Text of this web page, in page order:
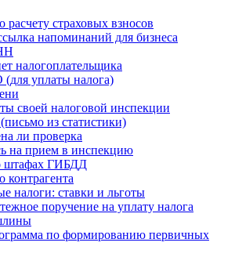
расчету страховых взносов
напоминаний для бизнеса
налогоплательщика
уплаты налога)
своей налоговой инспекции
из статистики)
ли проверка
на прием в инспекцию
штафах ГИБДД
контрагента
налоги: ставки и льготы
поручение на уплату налога
по формированию первичных